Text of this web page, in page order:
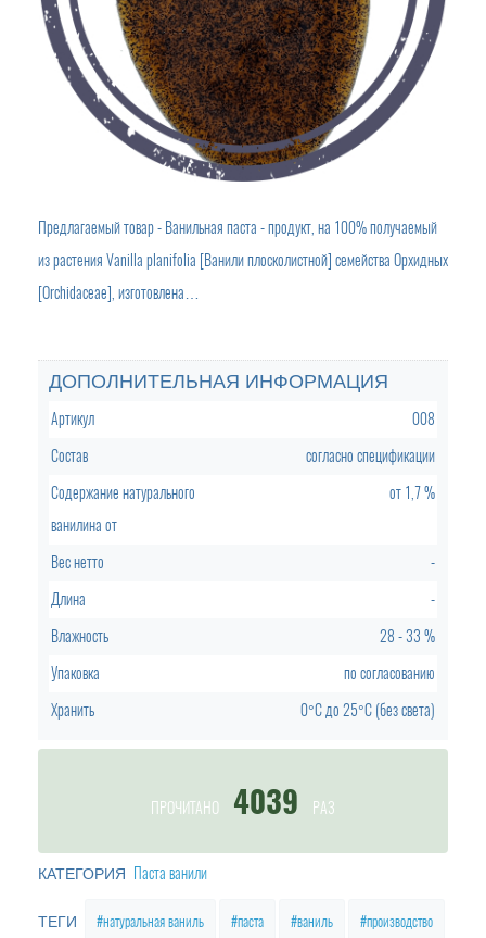
Предлагаемый товар - Ванильная паста - продукт, на 100% получаемый
из растения Vanilla planifolia [Ванили плосколистной] семейства Орхидных
[Orchidaceae], изготовлена…
ДОПОЛНИТЕЛЬНАЯ ИНФОРМАЦИЯ
Артикул
008
Состав
согласно спецификации
Содержание натурального
ванилина от
от 1,7 %
Вес нетто
-
Длина
-
Влажность
28 - 33 %
Упаковка
по согласованию
Хранить
0°Cдо 25°C (без света)
ПРОЧИТАНО 4039 РАЗ
КАТЕГОРИЯ Паста ванили
ТЕГИ натуральная ваниль паста ваниль производство